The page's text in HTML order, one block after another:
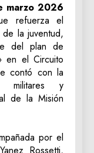
marzo 2026
refuerza el
la juventud,
del plan de
en el Circuito
contó con la
militares y
de la Misión
por el